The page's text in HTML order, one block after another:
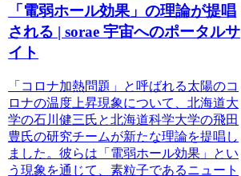
「電弱ホール効果」の理論が提唱
される | sorae 宇宙へのポータルサ
イト
「コロナ加熱問題」と呼ばれる太陽のコ
ロナの温度上昇現象について、北海道大
学の石川健三氏と北海道科学大学の飛田
豊氏の研究チームが新たな理論を提唱し
ました。彼らは「電弱ホール効果」とい
う現象を通じて、素粒子であるニュート